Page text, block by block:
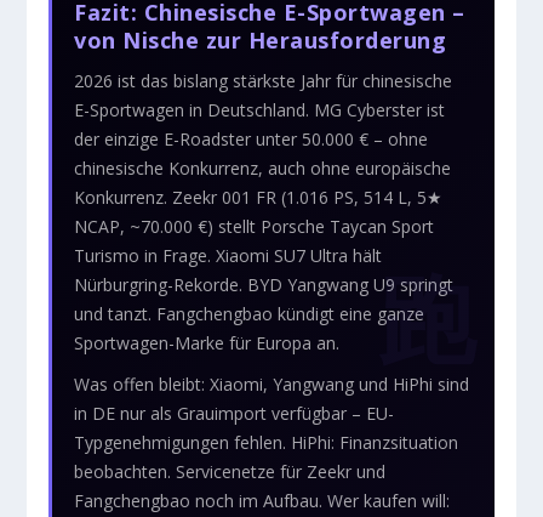
Fazit: Chinesische E-Sportwagen –
von Nische zur Herausforderung
2026 ist das bislang stärkste Jahr für chinesische
E-Sportwagen in Deutschland. MG Cyberster ist
der einzige E-Roadster unter 50.000 € – ohne
chinesische Konkurrenz, auch ohne europäische
Konkurrenz. Zeekr 001 FR (1.016 PS, 514 L, 5★
NCAP, ~70.000 €) stellt Porsche Taycan Sport
Turismo in Frage. Xiaomi SU7 Ultra hält
Nürburgring-Rekorde. BYD Yangwang U9 springt
und tanzt. Fangchengbao kündigt eine ganze
Sportwagen-Marke für Europa an.
Was offen bleibt: Xiaomi, Yangwang und HiPhi sind
in DE nur als Grauimport verfügbar – EU-
Typgenehmigungen fehlen. HiPhi: Finanzsituation
beobachten. Servicenetze für Zeekr und
Fangchengbao noch im Aufbau. Wer kaufen will: